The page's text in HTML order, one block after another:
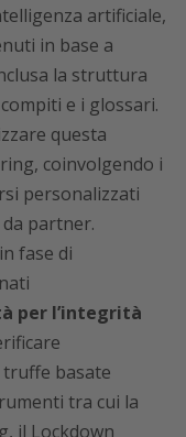
artificiale,
in base a
la struttura
e i glossari.
questa
coinvolgendo i
personalizzati
partner.
fase di
per l’integrità
basate
tra cui la
il Lockdown